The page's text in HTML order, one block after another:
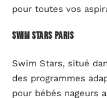
pour toutes vos
Swim Stars Paris
Swim Stars, situé
des programmes
pour bébés nageurs